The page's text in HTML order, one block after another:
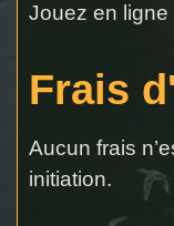
Jouez en ligne
Frais
Aucun frais
initiation.